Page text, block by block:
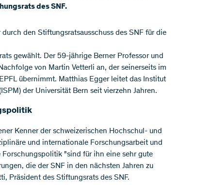
des SNF.
den Stiftungsratsausschuss des SNF für die
gewählt. ​Der 59-jährige Berner Professor und
von Martin Vetterli an, der seinerseits im
übernimmt. Matthias Egger leitet das Institut
der Universität Bern seit vierzehn Jahren.
Kenner der schweizerischen Hochschul- und
und internationale Forschungsarbeit und
"sind für ihn eine sehr gute
die der SNF in den nächsten Jahren zu
Präsident des Stiftungsrats des SNF.